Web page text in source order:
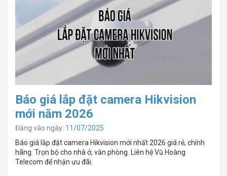
Báo giá lắp đặt camera Hikvision
mới năm 2026
Đăng vào ngày: 11/07/2025
Báo giá lắp đặt camera Hikvision mới nhất 2026 giá rẻ, chính
hãng. Trọn bộ cho nhà ở, văn phòng. Liên hệ Vũ Hoàng
Telecom để nhận ưu đãi.